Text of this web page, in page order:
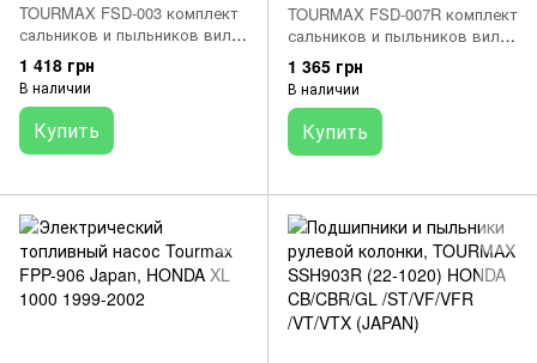
TOURMAX FSD-003 комплект
сальников и пыльников вилки
HONDA CB, CX, GL, NS, VF
400-1100 1981-1995
1 418 грн
В наличии
Купить
TOURMAX FSD-007R комплект
сальников и пыльников вилки
KAWASAKI GPZ, ZL, ZX;
SUZUKI GS, VL; YAMAHA XJ
125-900 1983-2007
1 365 грн
В наличии
Купить